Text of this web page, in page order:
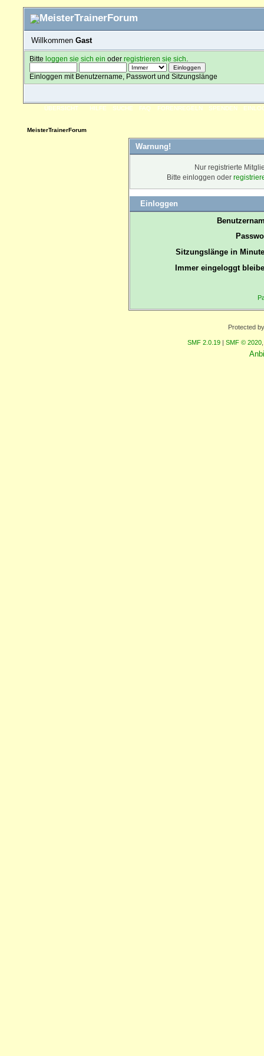
Willkommen Gast
Bitteloggen sie sich ein oderregistrieren sie sich
Einloggen mit Benutzername, Passwort und Sitzungslänge
ÜBERSICHT HILFE SUCHE FAQ FORENREGELN SPENDEN
MeisterTrainerForum
Warnung!
Nur registrierte
Bitte einloggen oder
Einloggen
Sitzungslänge in
Immer eingeloggt
Protected
SMF 2.0.19 | SMF © 2020